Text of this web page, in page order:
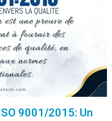
9001/2015: Un